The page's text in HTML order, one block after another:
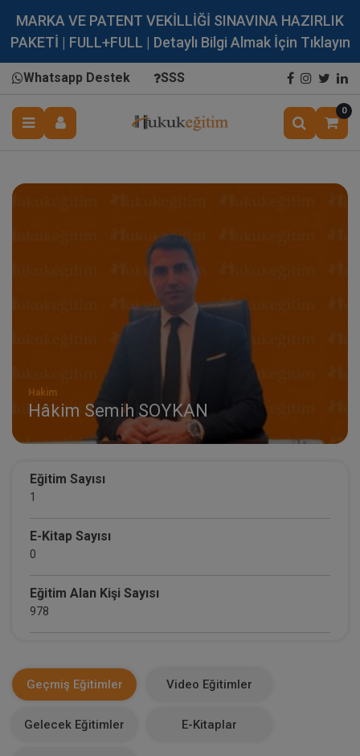
MARKA VE PATENT VEKİLLİĞİ SINAVINA HAZIRLIK
PAKETİ | FULL+FULL | Detaylı Bilgi Almak İçin Tıklayın
Whatsapp Destek SSS
0
Hakim
Hâkim Semih SOYKAN
Eğitim Sayısı
1
E-Kitap Sayısı
0
Eğitim Alan Kişi Sayısı
978
0
0
Geçmiş Eğitimler Video Eğitimler
Gelecek Eğitimler E-Kitaplar